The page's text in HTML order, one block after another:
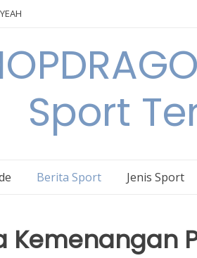
Sport
Berita Sport Jenis Sport
Kemenangan